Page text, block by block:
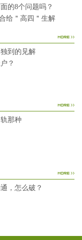
的8个问题吗？
给＂高四＂生解
到的见解
？
那种
，怎么破？